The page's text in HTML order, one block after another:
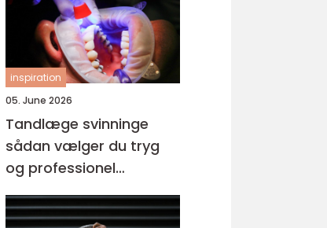
inspiration
05. June 2026
Tandlæge svinninge
sådan vælger du tryg
og professionel
tandpleje